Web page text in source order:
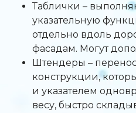
Таблички –
указательную
отдельно вдоль
фасадам. Могут
Штендеры –
конструкции,
и указателем
весу, быстро